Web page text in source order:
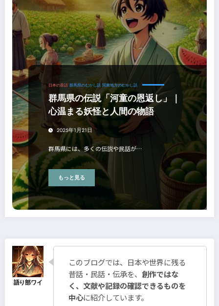
日本の昔話 群馬県のむかし話 関東地方のむかし話
群馬県の伝説「河童の恩返し」｜
心温まる妖怪と人間の物語
2025年1月21日
群馬県には、多くの伝説や民話が…
もっと見る
このブログでは、日本や世界に残る
昔話・民話・伝承を、 創作ではな
く、文献や記録の確認できるものを
中心に紹介しています。